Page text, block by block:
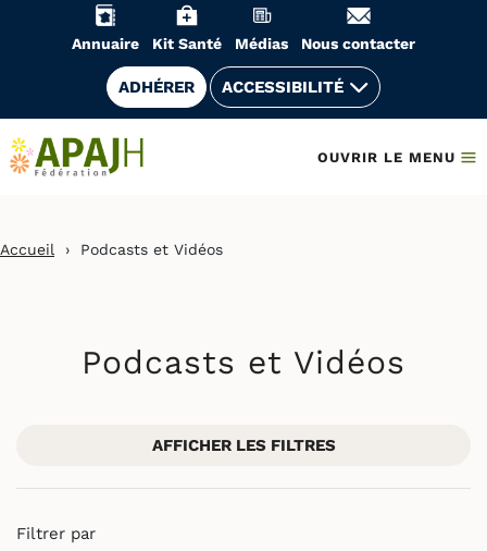
Annuaire Kit Santé Médias Nous contacter
ADHÉRER ACCESSIBILITÉ
OUVRIR LE MENU
Accueil › Podcasts et Vidéos
Podcasts et Vidéos
AFFICHER LES FILTRES
Filtrer par